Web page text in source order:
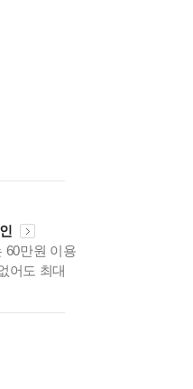
60만원 이용
어도 최대